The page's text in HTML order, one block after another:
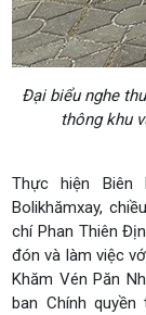
Đại biểu nghe
thông khu
Thực hiện
Bolikhămxay,
chí Phan Thiên
đón và làm việc
Khăm Vén Păn
ban Chính